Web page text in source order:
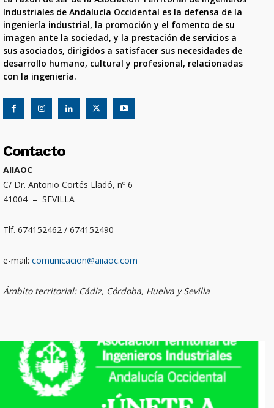
Industriales de Andalucía Occidental es la defensa de la
ingeniería industrial, la promoción y el fomento de su
imagen ante la sociedad, y la prestación de servicios a
sus asociados, dirigidos a satisfacer sus necesidades de
desarrollo humano, cultural y profesional, relacionadas
con la ingeniería.
Contacto
AIIAOC
C/ Dr. Antonio Cortés Lladó, nº 6
41004 – SEVILLA
Tlf. 674152462 / 674152490
e-mail: comunicacion@aiiaoc.com
Ámbito territorial: Cádiz, Córdoba, Huelva y Sevilla